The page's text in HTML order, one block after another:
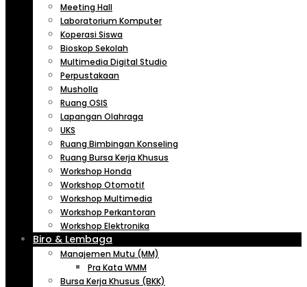
Meeting Hall
Laboratorium Komputer
Koperasi Siswa
Bioskop Sekolah
Multimedia Digital Studio
Perpustakaan
Musholla
Ruang OSIS
Lapangan Olahraga
UKS
Ruang Bimbingan Konseling
Ruang Bursa Kerja Khusus
Workshop Honda
Workshop Otomotif
Workshop Multimedia
Workshop Perkantoran
Workshop Elektronika
Biro & Lembaga
Manajemen Mutu (MM)
Pra Kata WMM
Bursa Kerja Khusus (BKK)